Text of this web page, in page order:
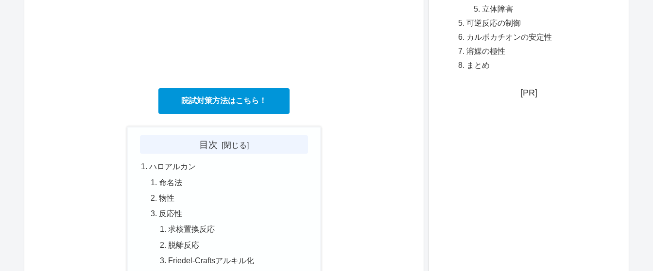
院試対策方法はこちら！
目次
ハロアルカン
命名法
物性
反応性
求核置換反応
脱離反応
Friedel-Craftsアルキル化
立体障害
可逆反応の制御
カルボカチオンの安定性
溶媒の極性
まとめ
[PR]